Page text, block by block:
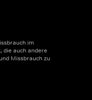
im
die auch andere
Missbrauch zu